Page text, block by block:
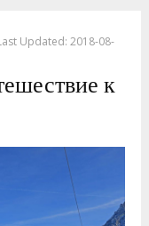
Updated: 2018-08-
к